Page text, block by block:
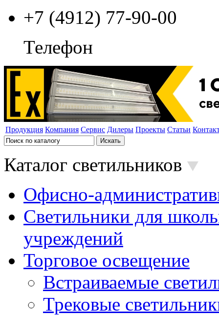
+7 (4912) 77-90-00
Телефон
Продукция Компания Сервис Дилеры Проекты Статьи
Каталог светильников
Офисно-
Светильники для
учреждений
Торговое освещение
Встраиваемые
Трековые